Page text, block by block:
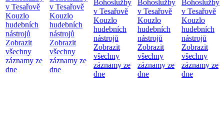
v Tesařově
Kouzlo
hudebních
nástrojů
Zobrazit
všechny
záznamy ze
dne
v Tesařově
Kouzlo
hudebních
nástrojů
Zobrazit
všechny
záznamy ze
dne
Bohoslužby
v Tesařově
Kouzlo
hudebních
nástrojů
Zobrazit
všechny
záznamy ze
dne
Bohoslužby
v Tesařově
Kouzlo
hudebních
nástrojů
Zobrazit
všechny
záznamy ze
dne
Bohoslužby
v Tesařově
Kouzlo
hudebních
nástrojů
Zobrazit
všechny
záznamy ze
dne